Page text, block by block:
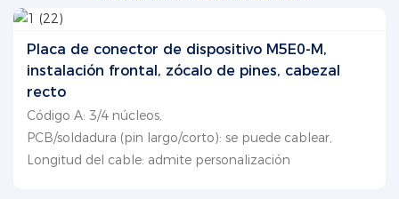
Placa de conector de dispositivo M5E0-M,
instalación frontal, zócalo de pines, cabezal
recto
Código A: 3/4 núcleos,
PCB/soldadura (pin largo/corto): se puede cablear,
Longitud del cable: admite personalización